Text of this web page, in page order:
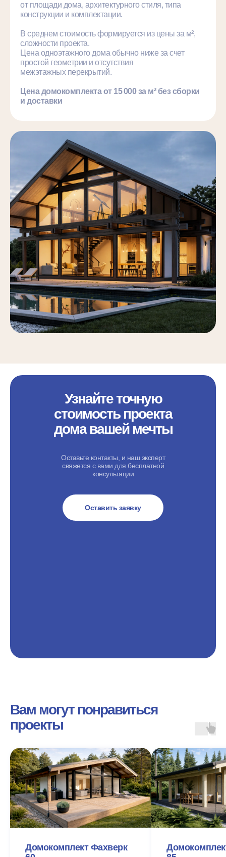
от площади дома, архитектурного стиля, типа
конструкции и комплектации.
В среднем стоимость формируется из цены за м²,
сложности проекта.
Цена одноэтажного дома обычно ниже за счет
простой геометрии и отсутствия
межэтажных перекрытий.
Цена домокомплекта от 15 000 за м² без сборки
и доставки
Оставить заявку
Оставьте контакты, и наш эксперт
свяжется с вами для бесплатной
консультации
Узнайте точную
стоимость проекта
дома вашей мечты
Вам могут понравиться
проекты
Домокомплект Фахверк